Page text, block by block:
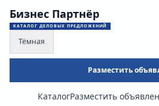
Бизнес Партнёр
КАТАЛОГ ДЕЛОВЫХ ПРЕДЛОЖЕНИЙ
Тёмная
Разместить
КаталогРазместить